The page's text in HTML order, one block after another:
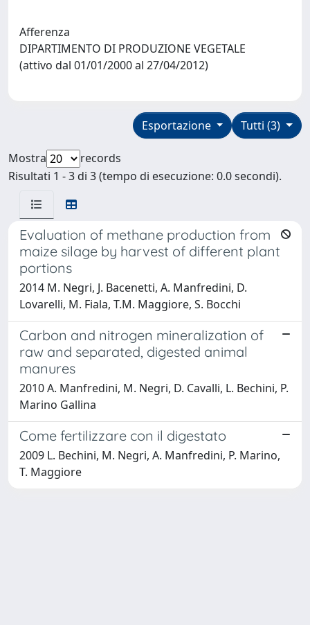
Afferenza
DIPARTIMENTO DI PRODUZIONE VEGETALE
(attivo dal 01/01/2000 al 27/04/2012)
Tutti (3)
Esportazione
Mostra
records
Risultati 1 - 3 di 3 (tempo di esecuzione: 0.0 secondi).
Evaluation of methane production from
maize silage by harvest of different plant
portions
2014 M. Negri, J. Bacenetti, A. Manfredini, D.
Lovarelli, M. Fiala, T.M. Maggiore, S. Bocchi
Carbon and nitrogen mineralization of
raw and separated, digested animal
manures
2010 A. Manfredini, M. Negri, D. Cavalli, L. Bechini, P.
Marino Gallina
Come fertilizzare con il digestato
2009 L. Bechini, M. Negri, A. Manfredini, P. Marino,
T. Maggiore